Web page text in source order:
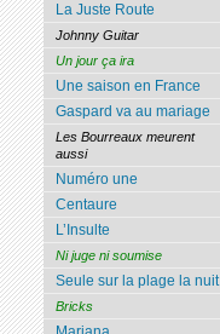
La Juste Route
Johnny Guitar
Un jour ça ira
Une saison en France
Gaspard va au mariage
Les Bourreaux meurent
aussi
Numéro une
Centaure
L’Insulte
Ni juge ni soumise
Seule sur la plage la nuit
Bricks